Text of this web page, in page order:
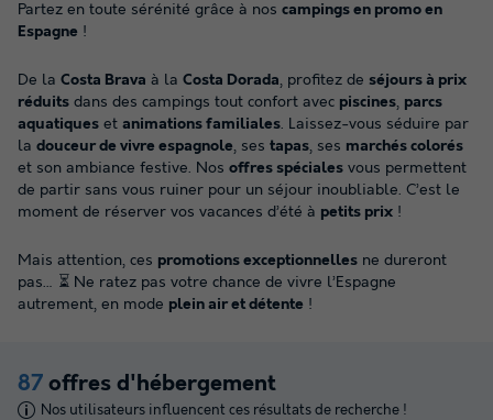
Partez en toute sérénité grâce à nos campings en promo en
Espagne !
De la Costa Brava à la Costa Dorada, profitez de séjours à prix
réduits dans des campings tout confort avec piscines, parcs
aquatiques et animations familiales. Laissez-vous séduire par
la douceur de vivre espagnole, ses tapas, ses marchés colorés
et son ambiance festive. Nos offres spéciales vous permettent
de partir sans vous ruiner pour un séjour inoubliable. C’est le
moment de réserver vos vacances d’été à petits prix !
Mais attention, ces promotions exceptionnelles ne dureront
pas… ⏳ Ne ratez pas votre chance de vivre l’Espagne
autrement, en mode plein air et détente !
87 offres d'hébergement
Nos utilisateurs influencent ces résultats de recherche !